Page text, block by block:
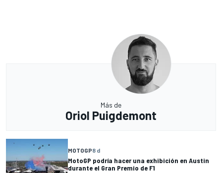
Más de
Oriol Puigdemont
MOTOGP8 d
MotoGP podría hacer una exhibición en Austin
durante el Gran Premio de F1